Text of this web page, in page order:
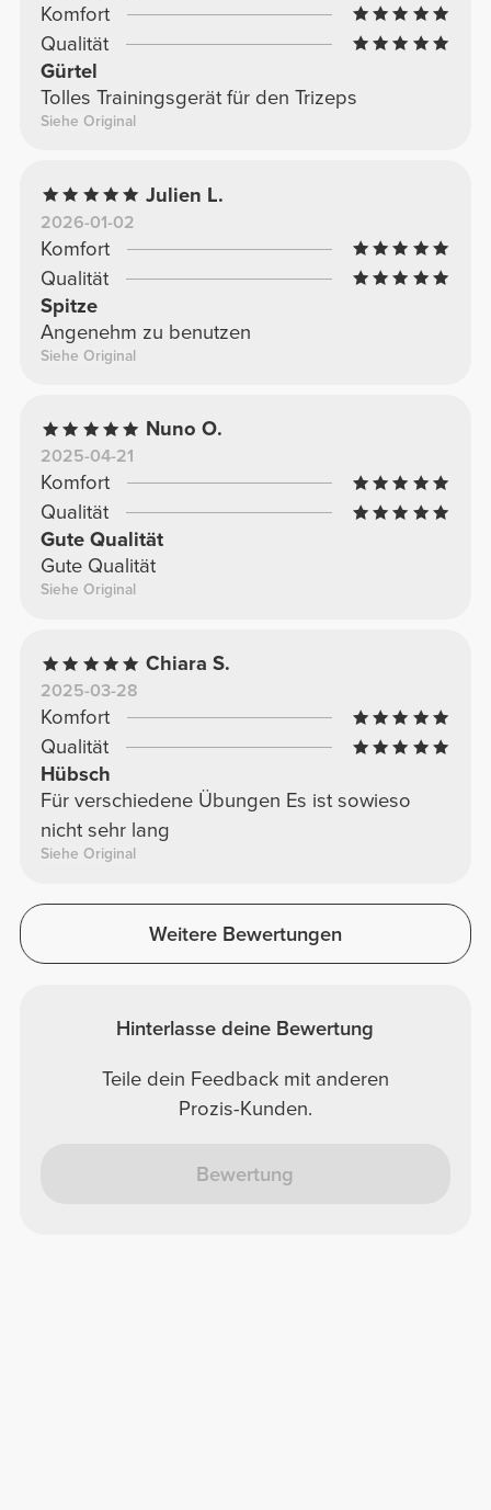
Komfort
Qualität
Gürtel
Tolles Trainingsgerät für den Trizeps
Siehe Original
Julien L.
2026-01-02
Komfort
Qualität
Spitze
Angenehm zu benutzen
Siehe Original
Nuno O.
2025-04-21
Komfort
Qualität
Gute Qualität
Gute Qualität
Siehe Original
Chiara S.
2025-03-28
Komfort
Qualität
Hübsch
Für verschiedene Übungen Es ist sowieso
nicht sehr lang
Siehe Original
Weitere Bewertungen
Hinterlasse deine Bewertung
Teile dein Feedback mit anderen
Prozis-Kunden.
Bewertung